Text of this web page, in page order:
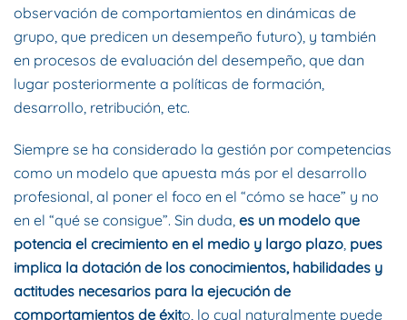
observación de comportamientos en dinámicas de
grupo, que predicen un desempeño futuro), y también
en procesos de evaluación del desempeño, que dan
lugar posteriormente a políticas de formación,
desarrollo, retribución, etc.
Siempre se ha considerado la gestión por competencias
como un modelo que apuesta más por el desarrollo
profesional, al poner el foco en el “cómo se hace” y no
en el “qué se consigue”. Sin duda, es un modelo que
potencia el crecimiento en el medio y largo plazo, pues
implica la dotación de los conocimientos, habilidades y
actitudes necesarios para la ejecución de
comportamientos de éxito, lo cual naturalmente puede